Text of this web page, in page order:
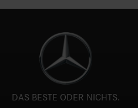
DAS BESTE ODER NICHTS.